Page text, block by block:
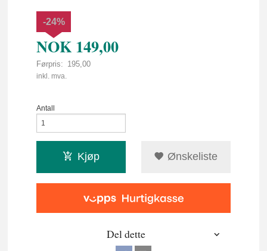
NOK 149,00
Førpris: 195,00
Rabatt
-24%
inkl. mva.
Antall
Kjøp Ønskeliste
Del dette